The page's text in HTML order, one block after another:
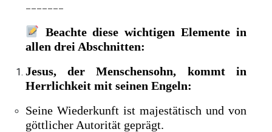
Beachte diese wichtigen Elemente in
allen drei Abschnitten:
Jesus, der Menschensohn, kommt in
Herrlichkeit mit seinen Engeln:
Seine Wiederkunft ist majestätisch und von
göttlicher Autorität geprägt.